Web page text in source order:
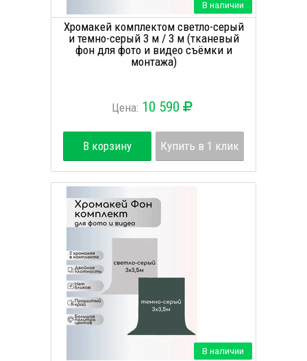
В наличии
Хромакей комплектом светло-серый
и темно-серый 3 м / 3 м (тканевый
фон для фото и видео съёмки и
монтажа)
Цена: 10 590
В корзину Купить в 1 клик
В наличии